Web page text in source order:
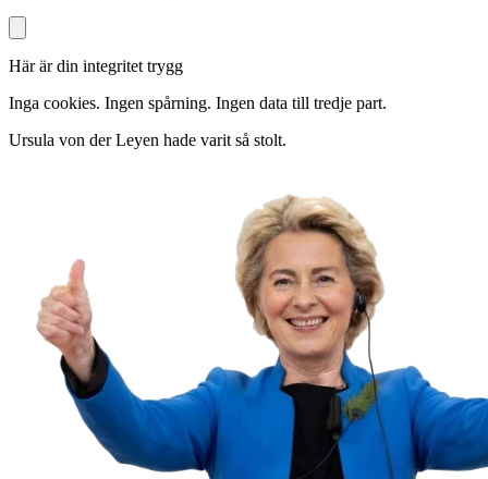
Här är din integritet trygg
Inga cookies. Ingen spårning. Ingen data till tredje part.
Ursula von der Leyen hade varit så stolt.